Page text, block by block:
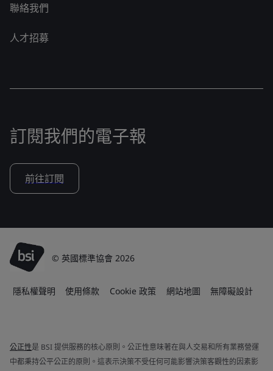
聯絡我們
人才招募
訂閱我們的電子報
前往訂閱
© 英國標準協會 2026
隱私權聲明 使用條款 Cookie 政策 網站地圖 無障礙設計
公正性是 BSI 提供服務的核心原則。公正性意味著在與人交易和所有業務營運
中都秉持公平公正的原則。這表示決策不受任何可能影響決策客觀性的因素影